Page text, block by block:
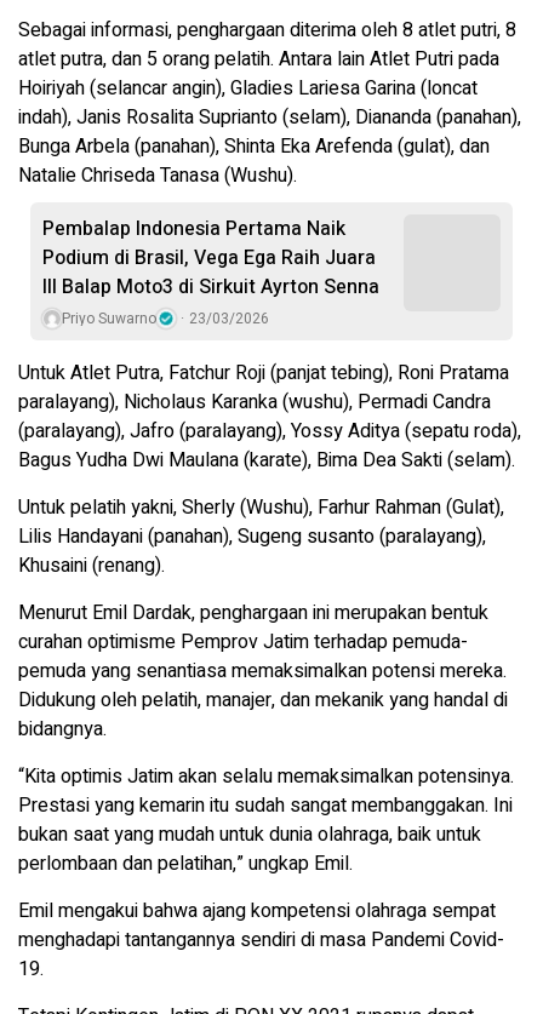
Sebagai informasi, penghargaan diterima oleh 8 atlet putri, 8
atlet putra, dan 5 orang pelatih. Antara lain Atlet Putri pada
Hoiriyah (selancar angin), Gladies Lariesa Garina (loncat
indah), Janis Rosalita Suprianto (selam), Diananda (panahan),
Bunga Arbela (panahan), Shinta Eka Arefenda (gulat), dan
Natalie Chriseda Tanasa (Wushu).
Pembalap Indonesia Pertama Naik
Podium di Brasil, Vega Ega Raih Juara
III Balap Moto3 di Sirkuit Ayrton Senna
Priyo Suwarno 23/03/2026
Untuk Atlet Putra, Fatchur Roji (panjat tebing), Roni Pratama
paralayang), Nicholaus Karanka (wushu), Permadi Candra
(paralayang), Jafro (paralayang), Yossy Aditya (sepatu roda),
Bagus Yudha Dwi Maulana (karate), Bima Dea Sakti (selam).
Untuk pelatih yakni, Sherly (Wushu), Farhur Rahman (Gulat),
Lilis Handayani (panahan), Sugeng susanto (paralayang),
Khusaini (renang).
Menurut Emil Dardak, penghargaan ini merupakan bentuk
curahan optimisme Pemprov Jatim terhadap pemuda-
pemuda yang senantiasa memaksimalkan potensi mereka.
Didukung oleh pelatih, manajer, dan mekanik yang handal di
bidangnya.
“Kita optimis Jatim akan selalu memaksimalkan potensinya.
Prestasi yang kemarin itu sudah sangat membanggakan. Ini
bukan saat yang mudah untuk dunia olahraga, baik untuk
perlombaan dan pelatihan,” ungkap Emil.
Emil mengakui bahwa ajang kompetensi olahraga sempat
menghadapi tantangannya sendiri di masa Pandemi Covid-
19.